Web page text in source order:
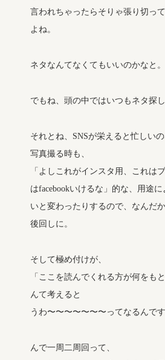
言われちゃったらそりゃ張り切っ
よね。
ネタなんてなくてもいいのかなと。
でもね、頭の中ではいつもネタ探し
それとね、SNSが栄えると忙しいの
写真撮る時も、
「よしこれがインスタ用、これは
はfacebookいけるな」的な、用途
いと変わったりするので、なんだ
後回しに。
そして極め付けが、
「ここを読んでくれる方が何をも
んて考えると
うわ〜〜〜〜〜〜〜ってなるんです
んで一周二周回って、